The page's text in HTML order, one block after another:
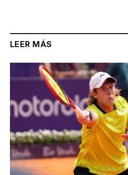
LEER MÁS